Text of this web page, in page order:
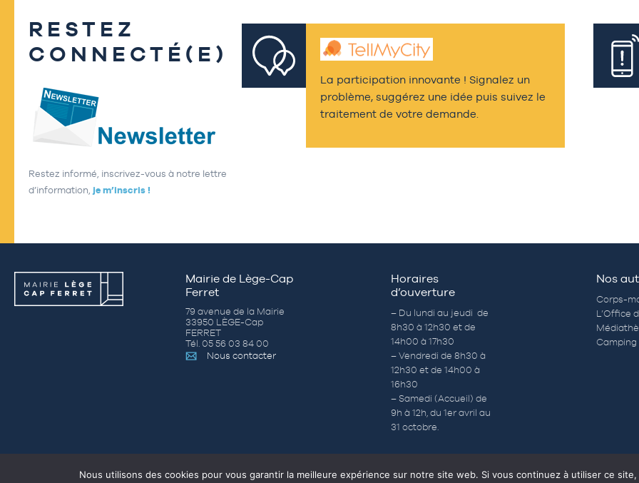
RESTEZ
CONNECTÉ(E)
Restez informé, inscrivez-vous à notre lettre
d’information, je m’inscris !
La participation innovante ! Signalez un
problème, suggérez une idée puis suivez le
traitement de votre demande.
Mairie de Lège-Cap
Ferret
79 avenue de la Mairie
33950 LÈGE-Cap
FERRET
Tél. 05 56 03 84 00
Nous contacter
Horaires
d’ouverture
– Du lundi au jeudi de
8h30 à 12h30 et de
14h00 à 17h30
– Vendredi de 8h30 à
12h30 et de 14h00 à
16h30
– Samedi (Accueil) de
9h à 12h, du 1er avril au
31 octobre.
Nos
Corps-
L’Office
Camping
Nous utilisons des cookies pour vous garantir la meilleure expérience sur notre site web. Si vous continuez à utiliser ce